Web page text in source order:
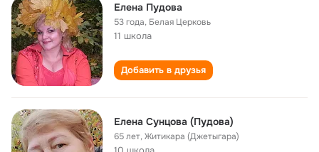
Елена Пудова
53 года, Белая Церковь
11 школа
Добавить в друзья
Елена Сунцова (Пудова)
65 лет,Житикара (Джетыгара)